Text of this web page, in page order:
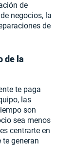
de
negocios, la
de
de la
te paga
las
son
sea menos
centrarte en
generan